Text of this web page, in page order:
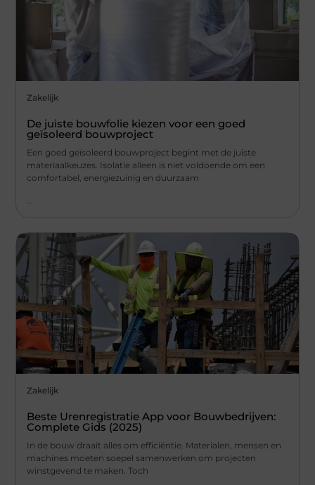
Zakelijk
De juiste bouwfolie kiezen voor een goed
geïsoleerd bouwproject
Een goed geïsoleerd bouwproject begint met de juiste
materiaalkeuzes. Isolatie alleen is niet voldoende om een
comfortabel, energiezuinig en duurzaam
...
Zakelijk
Beste Urenregistratie App voor Bouwbedrijven:
Complete Gids (2025)
In de bouw draait alles om efficiëntie. Materialen, mensen en
machines moeten soepel samenwerken om projecten
winstgevend te maken. Toch